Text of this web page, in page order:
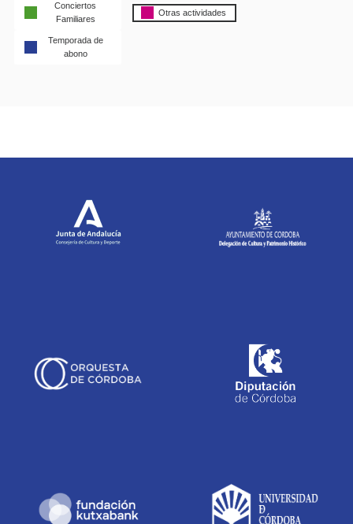
Conciertos
Familiares
Otras actividades
Temporada de
abono